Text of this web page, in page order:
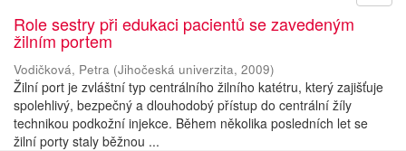
Role sestry při edukaci pacientů se zavedeným
žilním portem
Vodičková, Petra (Jihočeská univerzita, 2009)
Žilní port je zvláštní typ centrálního žilního katétru, který zajišťuje
spolehlivý, bezpečný a dlouhodobý přístup do centrální žíly
technikou podkožní injekce. Během několika posledních let se
žilní porty staly běžnou ...